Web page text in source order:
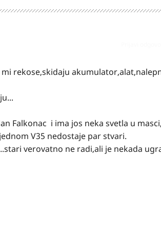
rekose,skidaju
Falkonac i ima jos neka svetla u
V35 nedostaje par stvari.
verovatno ne radi,ali je nekada